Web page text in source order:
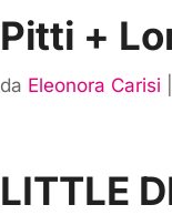
Pitti +
da Eleonora Carisi
LITTLE